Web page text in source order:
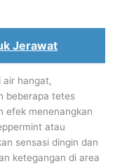
Jerawat
air hangat,
beberapa tetes
efek menenangkan
atau
sensasi dingin dan
ketegangan di area